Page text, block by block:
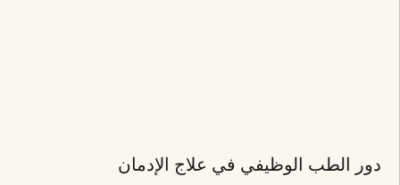
دور الطب الوظيفي في علاج الإدمان